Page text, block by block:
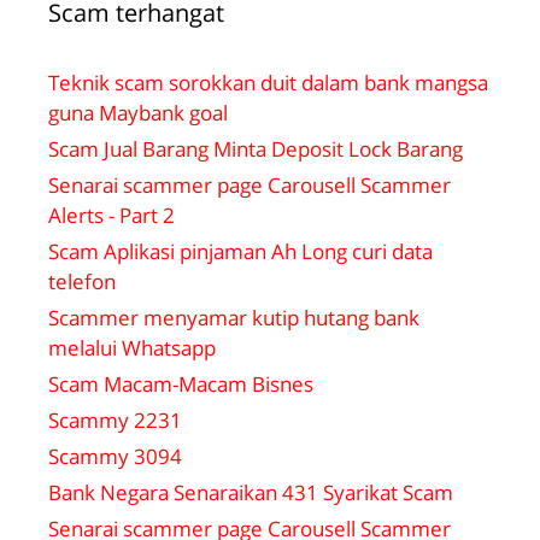
Scam terhangat
Teknik scam sorokkan duit dalam bank mangsa
guna Maybank goal
Scam Jual Barang Minta Deposit Lock Barang
Senarai scammer page Carousell Scammer
Alerts - Part 2
Scam Aplikasi pinjaman Ah Long curi data
telefon
Scammer menyamar kutip hutang bank
melalui Whatsapp
Scam Macam-Macam Bisnes
Scammy 2231
Scammy 3094
Bank Negara Senaraikan 431 Syarikat Scam
Senarai scammer page Carousell Scammer